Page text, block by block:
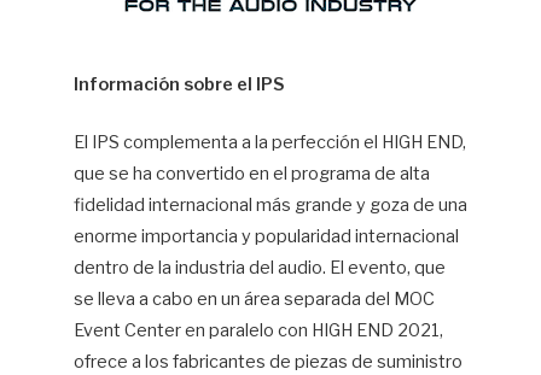
Información sobre el IPS
El IPS complementa a la perfección el HIGH END,
que se ha convertido en el programa de alta
fidelidad internacional más grande y goza de una
enorme importancia y popularidad internacional
dentro de la industria del audio. El evento, que
se lleva a cabo en un área separada del MOC
Event Center en paralelo con HIGH END 2021,
ofrece a los fabricantes de piezas de suministro